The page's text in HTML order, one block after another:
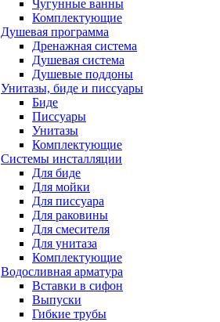
Чугунные ванны
Комплектующие
Душевая программа
Дренажная система
Душевая система
Душевые поддоны
Унитазы, биде и писсуары
Биде
Писсуары
Унитазы
Комплектующие
Системы инсталляции
Для биде
Для мойки
Для писсуара
Для раковины
Для смесителя
Для унитаза
Комплектующие
Водосливная арматура
Вставки в сифон
Выпуски
Гибкие трубы